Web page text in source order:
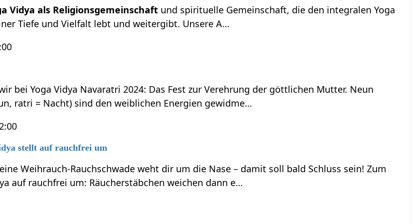
Vidya als Religionsgemeinschaft und spirituelle Gemeinschaft, die den integralen Yoga
Tiefe und Vielfalt lebt und weitergibt. Unsere A…
bei Yoga Vidya Navaratri 2024: Das Fest zur Verehrung der göttlichen Mutter. Neun
ratri = Nacht) sind den weiblichen Energien gewidme…
stellt auf rauchfrei um
Weihrauch-Rauchschwade weht dir um die Nase – damit soll bald Schluss sein! Zum
auf rauchfrei um: Räucherstäbchen weichen dann e…